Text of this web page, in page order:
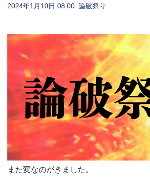
2024年1月10日 08:00 論破祭り
また変なのがきました。